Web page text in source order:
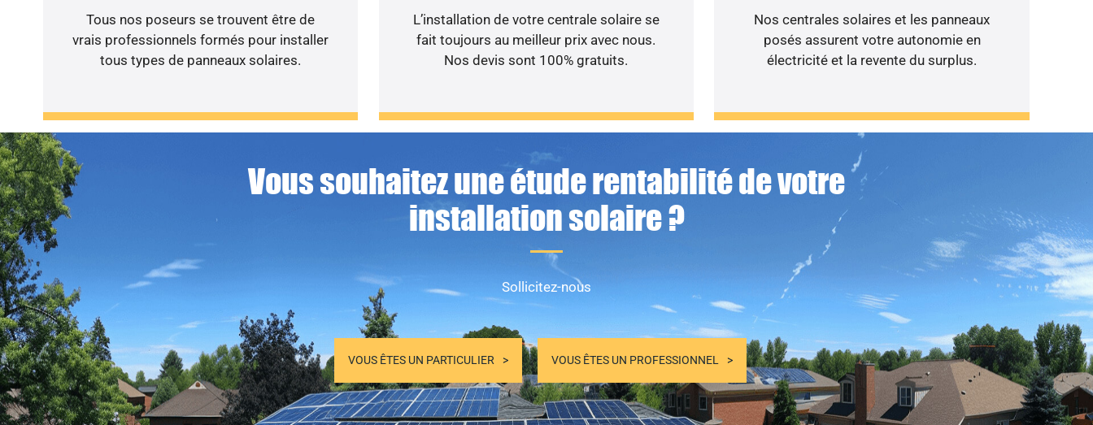
Tous nos poseurs se trouvent être de
vrais professionnels formés pour installer
tous types de panneaux solaires.
L’installation de votre centrale solaire se
fait toujours au meilleur prix avec nous.
Nos devis sont 100% gratuits.
Nos centrales solaires et les panneaux
posés assurent votre autonomie en
électricité et la revente du surplus.
Vous souhaitez une étude rentabilité de votre
installation solaire ?
Sollicitez-nous
VOUS ÊTES UN PARTICULIER VOUS ÊTES UN PROFESSIONNEL